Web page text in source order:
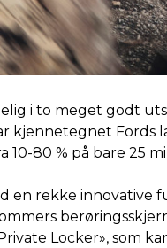
i to meget godt
kjennetegnet
80 % på bare 25
en rekke innovative
Locker», som